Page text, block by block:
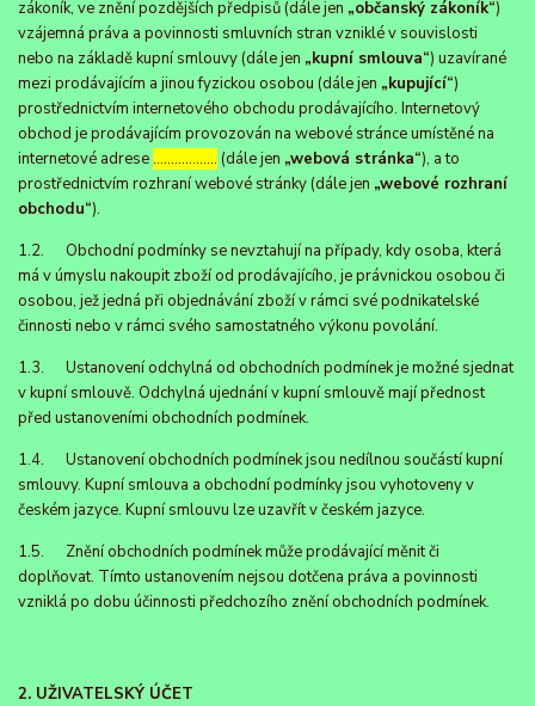
zákoník, ve znění pozdějších předpisů (dále jen „občanský zákoník“)
vzájemná práva a povinnosti smluvních stran vzniklé v souvislosti
nebo na základě kupní smlouvy (dále jen „kupní smlouva“) uzavírané
mezi prodávajícím a jinou fyzickou osobou (dále jen „kupující“)
prostřednictvím internetového obchodu prodávajícího. Internetový
obchod je prodávajícím provozován na webové stránce umístěné na
internetové adrese……………… (dále jen „webová stránka“), a to
prostřednictvím rozhraní webové stránky (dále jen „webové rozhraní
obchodu“).
1.2. Obchodní podmínky se nevztahují na případy, kdy osoba, která
má v úmyslu nakoupit zboží od prodávajícího, je právnickou osobou či
osobou, jež jedná při objednávání zboží v rámci své podnikatelské
činnosti nebo v rámci svého samostatného výkonu povolání.
1.3. Ustanovení odchylná od obchodních podmínek je možné sjednat
v kupní smlouvě. Odchylná ujednání v kupní smlouvě mají přednost
před ustanoveními obchodních podmínek.
1.4. Ustanovení obchodních podmínek jsou nedílnou součástí kupní
smlouvy. Kupní smlouva a obchodní podmínky jsou vyhotoveny v
českém jazyce. Kupní smlouvu lze uzavřít v českém jazyce.
1.5. Znění obchodních podmínek může prodávající měnit či
doplňovat. Tímto ustanovením nejsou dotčena práva a povinnosti
vzniklá po dobu účinnosti předchozího znění obchodních podmínek.
2. UŽIVATELSKÝ ÚČET